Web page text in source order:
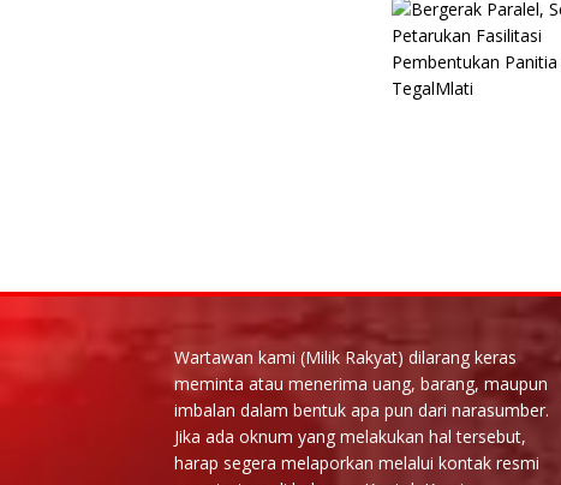
Wartawan kami (Milik Rakyat) dilarang keras
meminta atau menerima uang, barang, maupun
imbalan dalam bentuk apa pun dari narasumber.
Jika ada oknum yang melakukan hal tersebut,
harap segera melaporkan melalui kontak resmi